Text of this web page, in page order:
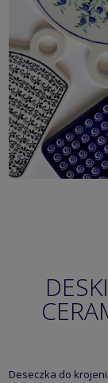
Deseczka do